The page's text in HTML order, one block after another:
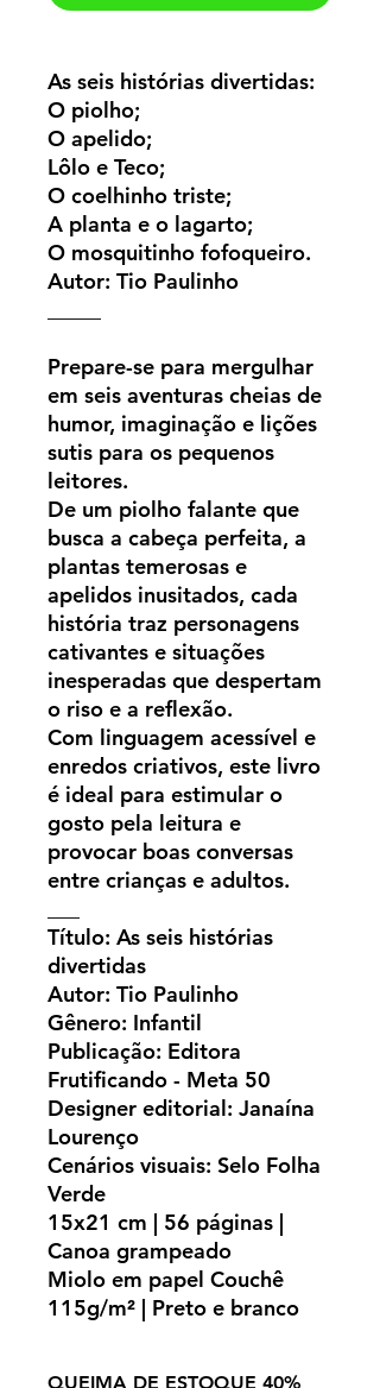
As seis histórias divertidas:
O piolho;
O apelido;
Lôlo e Teco;
O coelhinho triste;
A planta e o lagarto;
O mosquitinho fofoqueiro.
Autor: Tio Paulinho
Prepare-se para mergulhar
em seis aventuras cheias de
humor, imaginação e lições
sutis para os pequenos
leitores.
De um piolho falante que
busca a cabeça perfeita, a
plantas temerosas e
apelidos inusitados, cada
história traz personagens
cativantes e situações
inesperadas que despertam
o riso e a reflexão.
Com linguagem acessível e
enredos criativos, este livro
é ideal para estimular o
gosto pela leitura e
provocar boas conversas
entre crianças e adultos.
Título: As seis histórias
divertidas
Autor: Tio Paulinho
Gênero: Infantil
Publicação: Editora
Frutificando - Meta 50
Designer editorial: Janaína
Lourenço
Cenários visuais: Selo Folha
Verde
15x21 cm | 56 páginas |
Canoa grampeado
Miolo em papel Couchê
115g/m² | Preto e branco
QUEIMA DE ESTOQUE 40%